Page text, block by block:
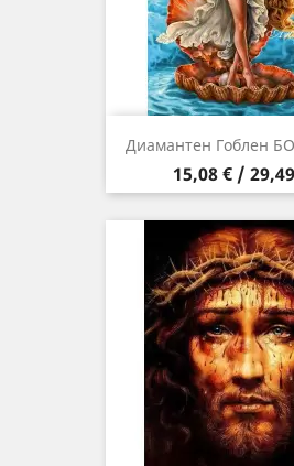
Диамантен Гоблен
Цена
15,08 € /